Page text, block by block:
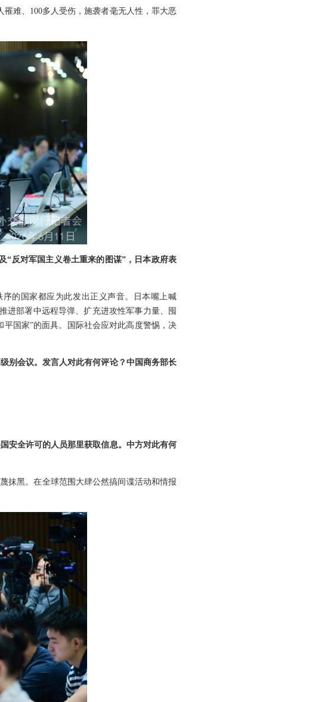
难、100多人受伤，施袭者毫无人性，罪大恶
“反对军国主义卷土重来的图谋”，日本政府表
的国家都应为此发出正义声音。日本嘴上喊
进部署中远程导弹、扩充进攻性军事力量、囤
国家”的面具。国际社会应对此高度警惕，决
别会议。发言人对此有何评论？中国商务部长
安全许可的人员那里获取信息。中方对此有何
抹黑。在全球范围大肆公然搞间谍活动和情报